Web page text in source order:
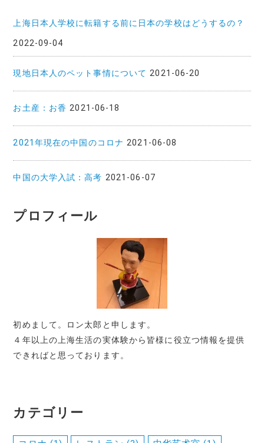
上海日本人学校に転籍する前に日本の学校はどうするの？
2022-09-04
現地日本人のペット事情について 2021-06-20
お土産：お香 2021-06-18
2021年現在の中国のコロナ 2021-06-08
中国の大学入試：高考 2021-06-07
プロフィール
初めまして。ロン太郎と申します。
４年以上の上海生活の実体験から皆様に役立つ情報を提供
できればと思っております。
カテゴリー